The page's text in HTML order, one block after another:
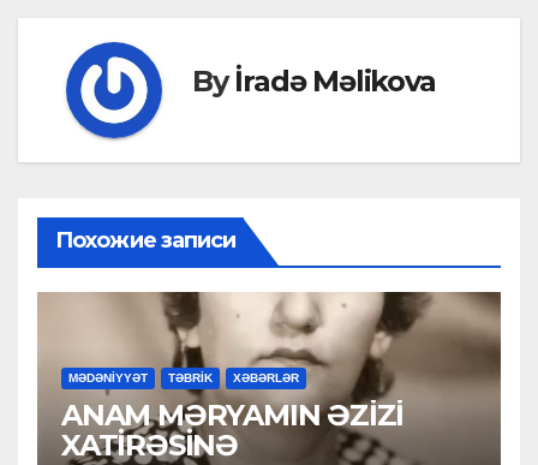
Byİradə Məlikova
Похожие записи
MƏDƏNİYYƏT TƏBRİK XƏBƏRLƏR
ANAM MƏRYAMIN ƏZİZİ
XATİRƏSİNƏ